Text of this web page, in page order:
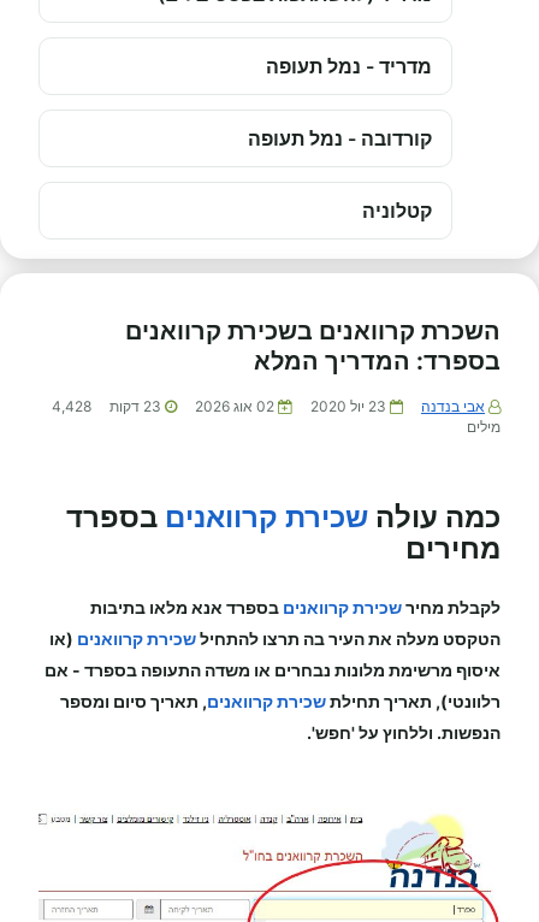
מדריד - נמל תעופה
קורדובה - נמל תעופה
קטלוניה
השכרת קרוואנים בשכירת קרוואנים
בספרד: המדריך המלא
אבי בנדנה 23 יול 2020 02 אוג 2026 23 דקות
4,428
מילים
כמה עולה שכירת קרוואנים בספרד
מחירים
לקבלת מחירשכירת קרוואנים בספרד אנא מלאו בתיבות
הטקסט מעלה את העיר בה תרצו להתחילשכירת קרוואנים (או
איסוף מרשימת מלונות נבחרים או משדה התעופה בספרד - אם
רלוונטי), תאריך תחילתשכירת קרוואנים, תאריך סיום ומספר
הנפשות. וללחוץ על 'חפש'.